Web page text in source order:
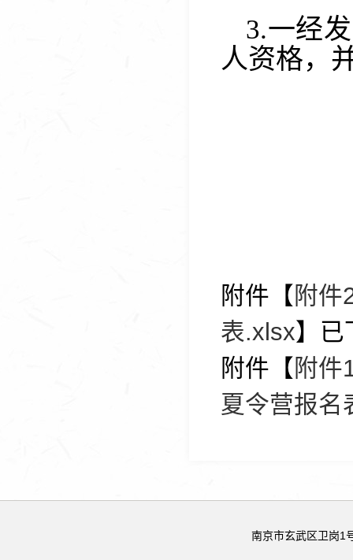
3.一经
人资格，
附件【 附件
表.xlsx】已
附件【 附件
夏令营报名
南京市玄武区卫岗1